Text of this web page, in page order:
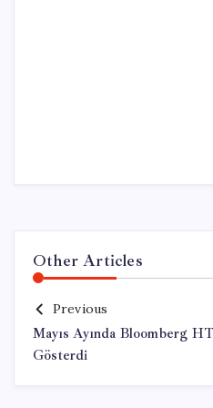
Other Articles
Previous
Mayıs Ayında Bloomberg
Gösterdi